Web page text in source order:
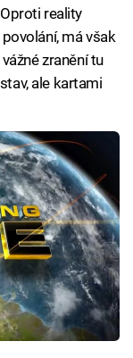
reality
má však
zranění tu
ale kartami